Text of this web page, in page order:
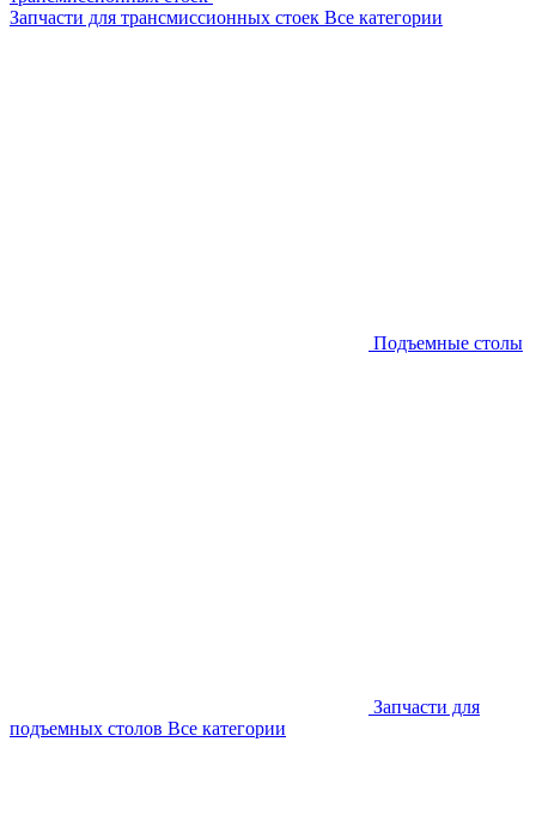
Запчасти для трансмиссионных стоек Все категории
Подъемные столы
Запчасти для
подъемных столов Все категории